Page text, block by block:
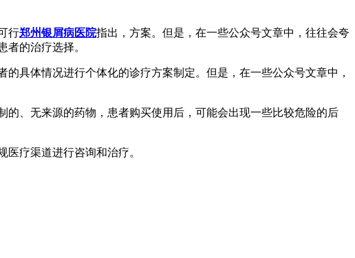
行郑州银屑病医院指出，方案。但是，在一些公众号文章中，往往会夸
的治疗选择。
具体情况进行个体化的诊疗方案制定。但是，在一些公众号文章中，
、无来源的药物，患者购买使用后，可能会出现一些比较危险的后
疗渠道进行咨询和治疗。